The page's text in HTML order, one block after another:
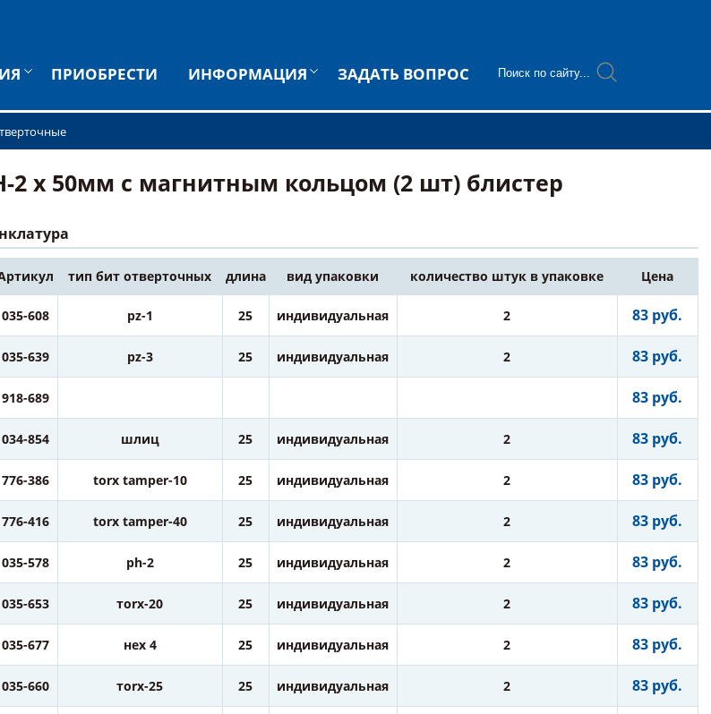
ПРИОБРЕСТИ ИНФОРМАЦИЯ ЗАДАТЬ ВОПРОС
х 50мм с магнитным кольцом (2 шт) блистер
тип бит отверточных длина вид упаковки количество штук в упаковке Цена
035-608 pz-1 25 индивидуальная 2 83 руб.
035-639 pz-3 25 индивидуальная 2 83 руб.
918-689 83 руб.
034-854 шлиц 25 индивидуальная 2 83 руб.
776-386 torx tamper-10 25 индивидуальная 2 83 руб.
776-416 torx tamper-40 25 индивидуальная 2 83 руб.
035-578 ph-2 25 индивидуальная 2 83 руб.
035-653 тorx-20 25 индивидуальная 2 83 руб.
035-677 нех 4 25 индивидуальная 2 83 руб.
035-660 тorx-25 25 индивидуальная 2 83 руб.